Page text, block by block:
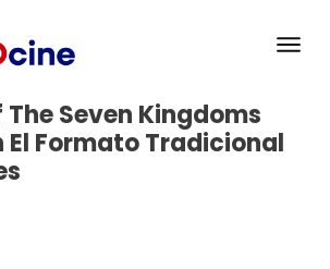
Seven Kingdoms
El Formato Tradicional